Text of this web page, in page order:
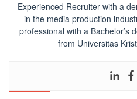
Experienced Recruiter with a
in the media production
professional with a Bachelor’s
from Universitas